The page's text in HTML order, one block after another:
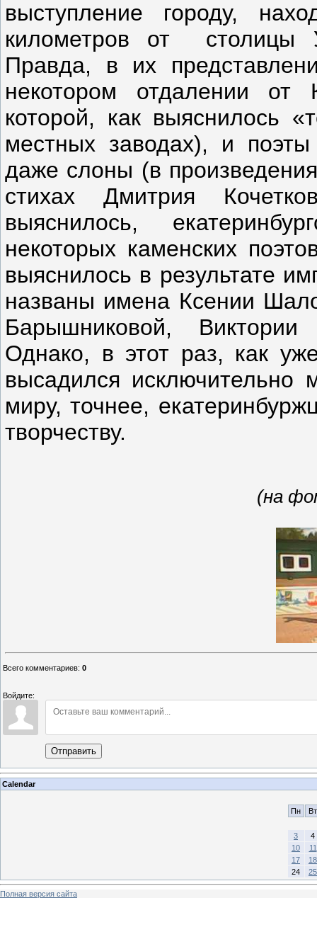
выступление городу,
километров от столицы
Правда, в их
некотором отдалении от
которой, как выяснилось
местных заводах), и
даже слоны (в
стихах Дмитрия
выяснилось,
некоторых каменских
выяснилось в результате
названы имена Ксении
Барышниковой,
Однако, в этот раз, как
высадился
миру, точнее,
творчеству.
(на
Всего комментариев: 0
Войдите:
Отправить
Calendar
Пн Вт
3
4
10
11
17
18
24
25
Полная версия сайта